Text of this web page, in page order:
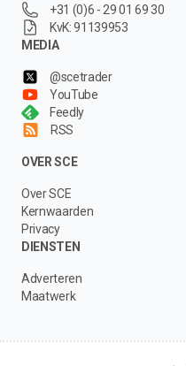
+31 (0)6 - 29 01 69 30
KvK: 91139953
MEDIA
@scetrader
YouTube
Feedly
RSS
OVER SCE
Over SCE
Kernwaarden
Privacy
DIENSTEN
Adverteren
Maatwerk